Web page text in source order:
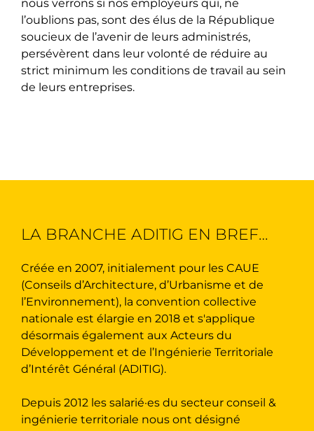
nous verrons si nos employeurs qui, ne
l’oublions pas, sont des élus de la République
soucieux de l’avenir de leurs administrés,
persévèrent dans leur volonté de réduire au
strict minimum les conditions de travail au sein
de leurs entreprises.
LA BRANCHE ADITIG EN BREF…
Créée en 2007, initialement pour les CAUE
(Conseils d’Architecture, d’Urbanisme et de
l’Environnement), la convention collective
nationale est élargie en 2018 et s'applique
désormais également aux Acteurs du
Développement et de l’Ingénierie Territoriale
d’Intérêt Général (ADITIG).
Depuis 2012 les salarié·es du secteur conseil &
ingénierie territoriale nous ont désigné